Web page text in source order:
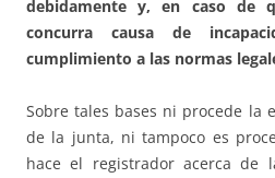
debidamente y, en caso de
concurra causa de
cumplimiento a las normas
Sobre tales bases ni procede la
de la junta, ni tampoco es
hace el registrador acerca de